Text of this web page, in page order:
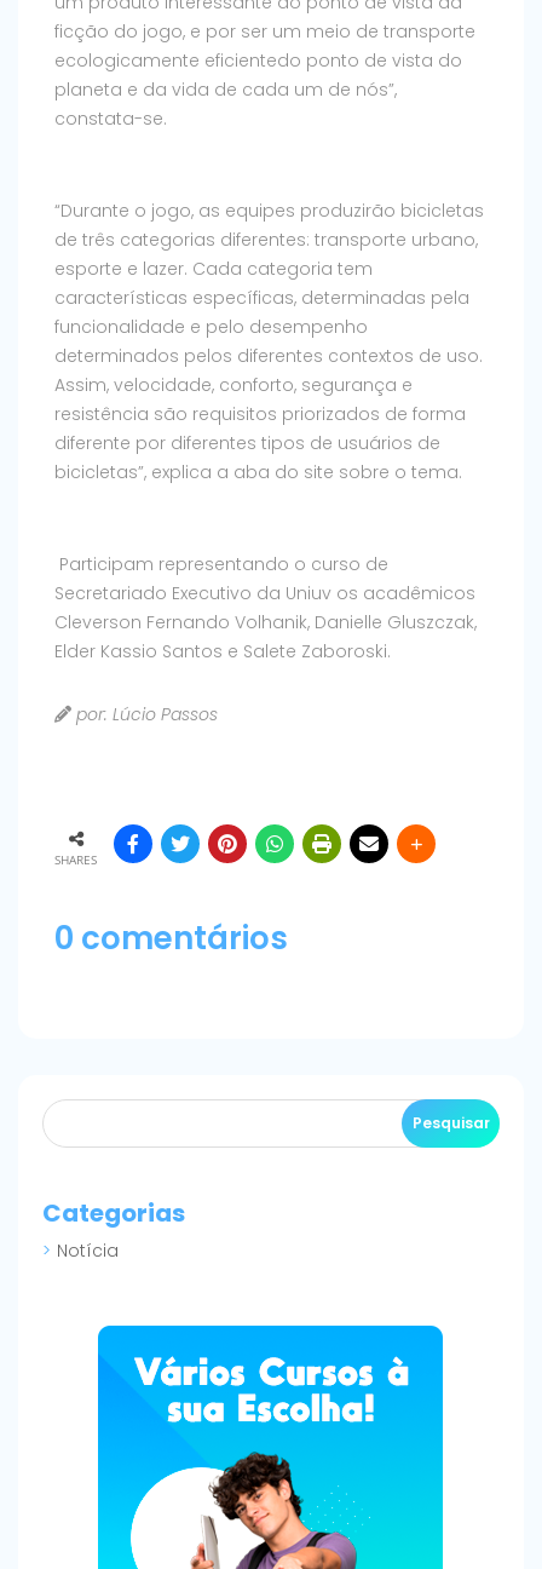
ficção do jogo, e por ser um meio de transporte
ecologicamente eficientedo ponto de vista do
planeta e da vida de cada um de nós”,
constata-se.
“Durante o jogo, as equipes produzirão bicicletas
de três categorias diferentes: transporte urbano,
esporte e lazer. Cada categoria tem
características específicas, determinadas pela
funcionalidade e pelo desempenho
determinados pelos diferentes contextos de uso.
Assim, velocidade, conforto, segurança e
resistência são requisitos priorizados de forma
diferente por diferentes tipos de usuários de
bicicletas”, explica a aba do site sobre o tema.
Participam representando o curso de
Secretariado Executivo da Uniuv os acadêmicos
Cleverson Fernando Volhanik, Danielle Gluszczak,
Elder Kassio Santos e Salete Zaboroski.
por: Lúcio Passos
SHARES
0 comentários
Categorias
Notícia